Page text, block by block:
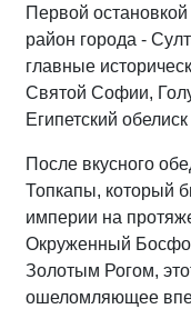
Первой
район города -
главные
Святой Софии,
Египетский
После вкусного
Топкапы, который
империи на
Окруженный
Золотым Рогом,
ошеломляющее